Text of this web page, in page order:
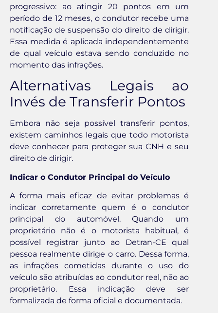
progressivo: ao atingir 20 pontos em um
período de 12 meses, o condutor recebe uma
notificação de suspensão do direito de dirigir.
Essa medida é aplicada independentemente
de qual veículo estava sendo conduzido no
momento das infrações.
Alternativas Legais ao
Invés de Transferir Pontos
Embora não seja possível transferir pontos,
existem caminhos legais que todo motorista
deve conhecer para proteger sua CNH e seu
direito de dirigir.
Indicar o Condutor Principal do Veículo
A forma mais eficaz de evitar problemas é
indicar corretamente quem é o condutor
principal do automóvel. Quando um
proprietário não é o motorista habitual, é
possível registrar junto ao Detran-CE qual
pessoa realmente dirige o carro. Dessa forma,
as infrações cometidas durante o uso do
veículo são atribuídas ao condutor real, não ao
proprietário. Essa indicação deve ser
formalizada de forma oficial e documentada.